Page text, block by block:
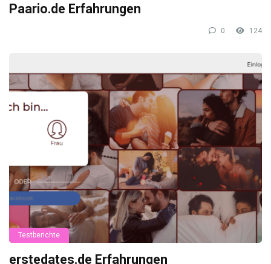
Paario.de Erfahrungen
0 124
Testberichte
erstedates.de Erfahrungen